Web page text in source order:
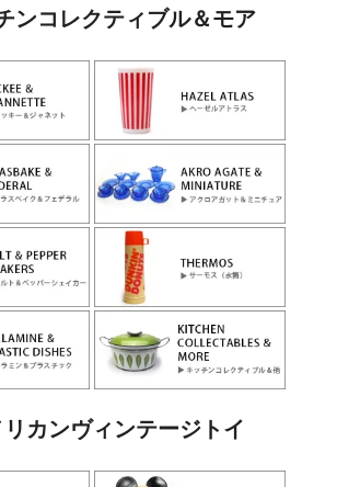
ンコレクティブル＆モア
カンヴィンテージトイ